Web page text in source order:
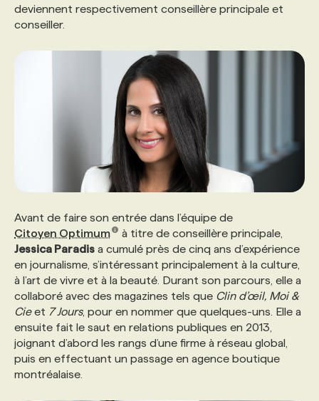
TENDANCES
ÉVÉNEMENTIEL
NOS AUTEUR‧RICES
ANNONCEZ AVEC NOUS
NOS FORMATEUR‧RICES
POURQUOI CHOISIR NOS FORMATIONS
PROGRAMMES DE SUBVENTIONS
ANNONCEZ AVEC NOUS
NOS EXPERTISES
ANNONCEZ AVEC NOUS
deviennent respectivement conseillère principale et
conseiller.
Avant de faire son entrée dans l’équipe de
Citoyen Optimum
à titre de conseillère principale,
Jessica Paradis a cumulé près de cinq ans d’expérience
en journalisme, s’intéressant principalement à la culture,
à l’art de vivre et à la beauté. Durant son parcours, elle a
collaboré avec des magazines tels que Clin d’œil, Moi &
Cieet 7 Jours, pour en nommer que quelques-uns. Elle a
ensuite fait le saut en relations publiques en 2013,
joignant d’abord les rangs d’une firme à réseau global,
puis en effectuant un passage en agence boutique
montréalaise.